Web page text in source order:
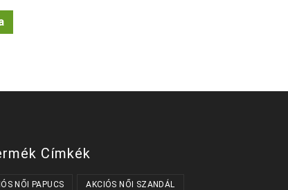
Ft.
terméknek
a
Címkék
NŐI PAPUCS AKCIÓS NŐI SZANDÁL